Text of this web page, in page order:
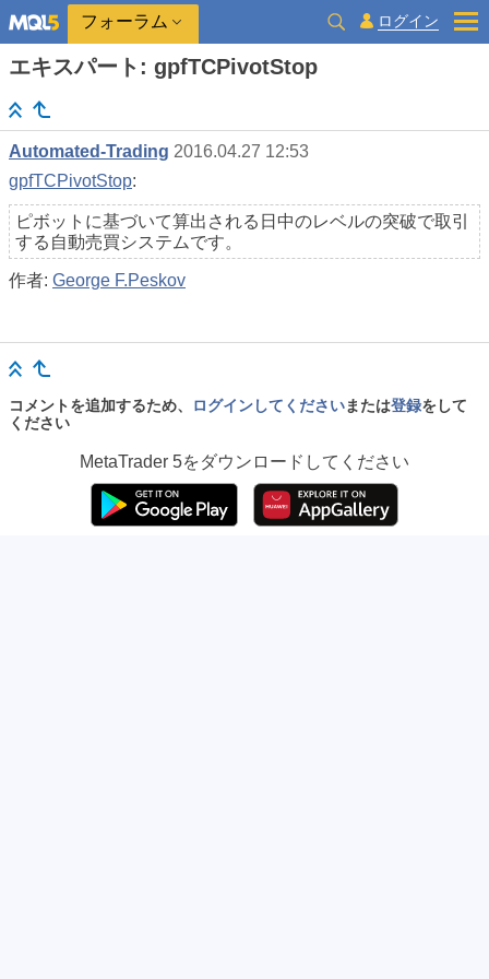
フォーラム ログイン
エキスパート: gpfTCPivotStop
Automated-Trading 2016.04.27 12:53
gpfTCPivotStop:
ピボットに基づいて算出される日中のレベルの突破で取引
する自動売買システムです。
作者: George F.Peskov
コメントを追加するため、 ログインしてくださいまたは登録をして
ください
MetaTrader 5をダウンロードしてください